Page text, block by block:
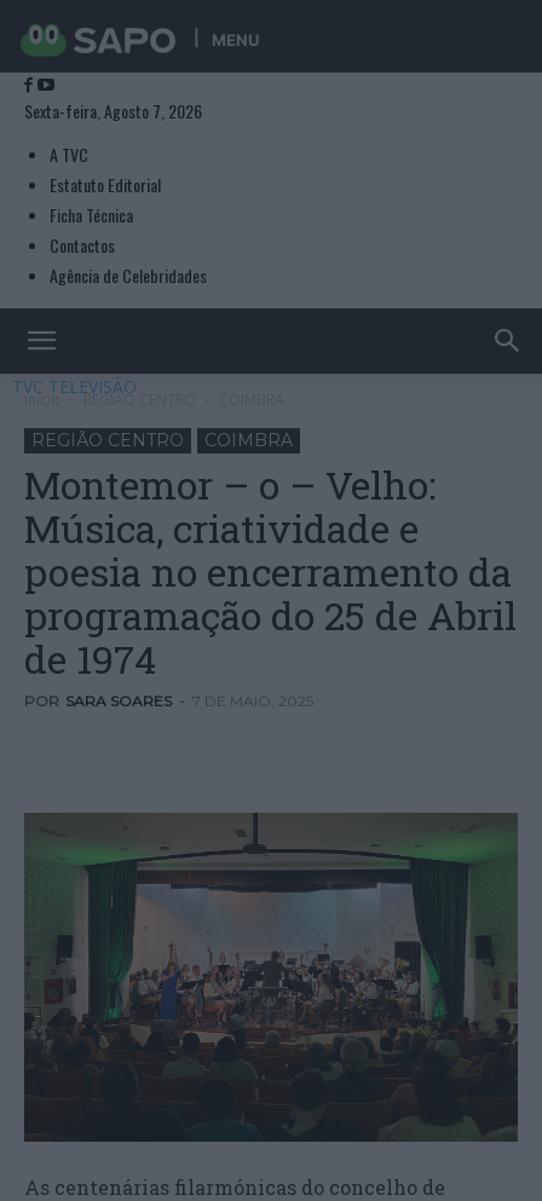
MENU
Sexta-feira, Agosto 7, 2026
A TVC
Estatuto Editorial
Ficha Técnica
Contactos
Agência de Celebridades
TVC TELEVISÃO
Início REGIÃO CENTRO
REGIÃO CENTRO COIMBRA
Montemor – o – Velho:
Música, criatividade e
poesia no encerramento da
programação do 25 de Abril
de 1974
POR SARA SOARES - 7 DE MAIO, 2025
As centenárias filarmónicas do concelho de